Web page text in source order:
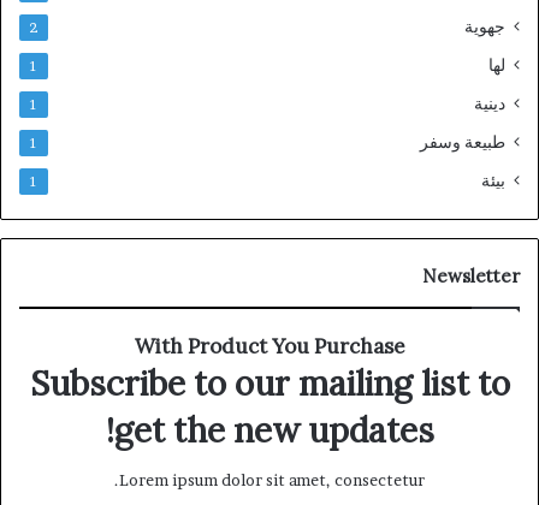
جهوية 2
لها 1
دينية 1
طبيعة وسفر 1
بيئة 1
Newsletter
With Product You Purchase
Subscribe to our mailing list to
get the new updates!
Lorem ipsum dolor sit amet, consectetur.